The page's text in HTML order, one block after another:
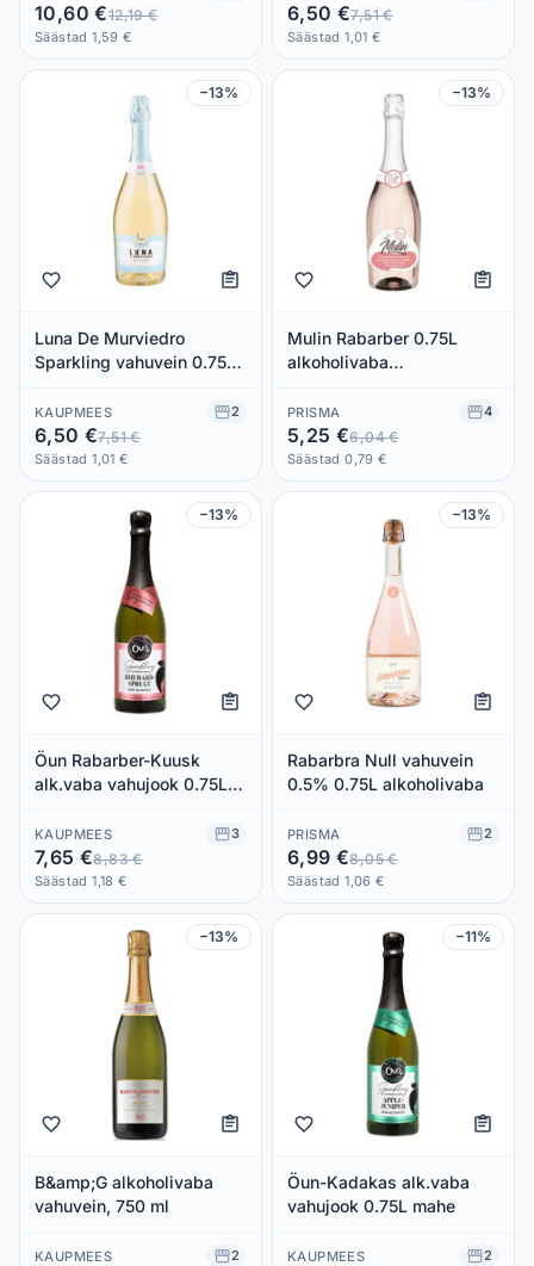
10,60 €12,19 €
Säästad 1,59 €
6,50 €7,51 €
Säästad 1,01 €
−13%
Luna De Murviedro
Sparkling vahuvein 0.75L
KAUPMEES 2
6,50 €7,51 €
Säästad 1,01 €
−13%
Mulin Rabarber 0.75L
alkoholivaba
PRISMA 4
5,25 €6,04 €
Säästad 0,79 €
−13%
Öun Rabarber-Kuusk
alk.vaba vahujook 0.75L
KAUPMEES 3
7,65 €8,83 €
Säästad 1,18 €
−13%
Rabarbra Null vahuvein
0.5% 0.75L alkoholivaba
PRISMA 2
6,99 €8,05 €
Säästad 1,06 €
−13%
B&amp;G alkoholivaba
vahuvein, 750 ml
KAUPMEES 2
−11%
Öun-Kadakas alk.vaba
vahujook 0.75L mahe
KAUPMEES 2